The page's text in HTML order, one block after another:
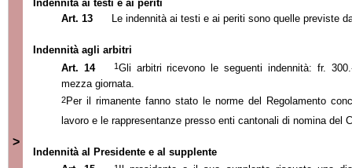
>
Indennità ai testi e ai periti
Art. 13
Le indennità ai testi e ai periti sono quelle previste
Indennità agli arbitri
Art. 14
1Gli arbitri ricevono le seguenti indennità: fr. 300.
mezza giornata.
2Per il rimanente fanno stato le norme del Regolamento
lavoro e le rappresentanze presso enti cantonali di nomina del
Indennità al Presidente e al supplente